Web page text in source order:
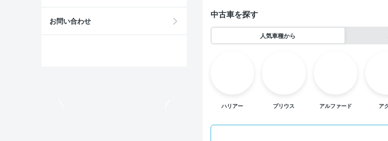
中古車を探す
人気車種から
ハリアー プリウス アルファード ア
お問い合わせ